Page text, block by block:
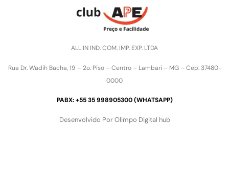
ALL IN IND. COM. IMP. EXP. LTDA
Rua Dr. Wadih Bacha, 19 – 2o. Piso – Centro – Lambari – MG – Cep: 37480-
0000
PABX: +55 35 998905300 (WHATSAPP)
Desenvolvido Por Olimpo Digital hub